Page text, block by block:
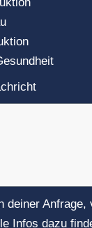
deiner Anfrage,
Infos dazu